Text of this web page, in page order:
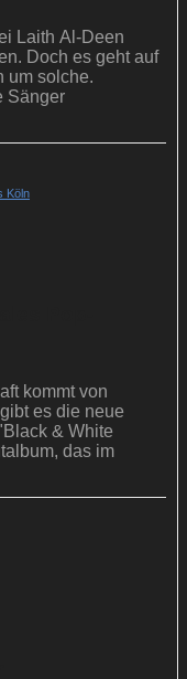
Laith Al-Deen
Doch es geht auf
um solche.
Sänger
kommt von
es die neue
& White
das im